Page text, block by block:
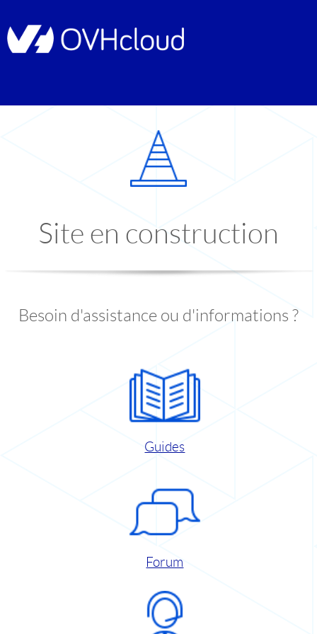
Site en construction
Besoin d'assistance ou d'informations ?
Guides
Forum